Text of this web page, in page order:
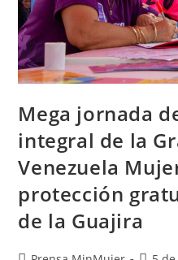
Mega jornada
integral de la
Venezuela
protección
de la Guajira